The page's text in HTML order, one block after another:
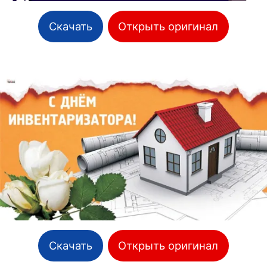
Скачать Открыть оригинал
Скачать Открыть оригинал